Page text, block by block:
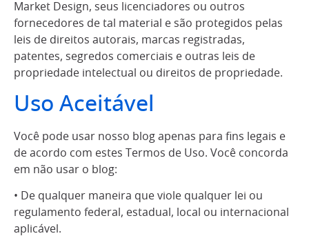
Market Design, seus licenciadores ou outros
fornecedores de tal material e são protegidos pelas
leis de direitos autorais, marcas registradas,
patentes, segredos comerciais e outras leis de
propriedade intelectual ou direitos de propriedade.
Uso Aceitável
Você pode usar nosso blog apenas para fins legais e
de acordo com estes Termos de Uso. Você concorda
em não usar o blog:
• De qualquer maneira que viole qualquer lei ou
regulamento federal, estadual, local ou internacional
aplicável.